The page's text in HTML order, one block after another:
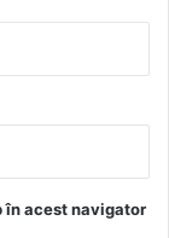
în acest navigator